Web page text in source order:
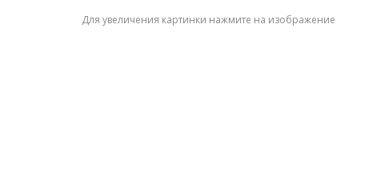
Для увеличения картинки нажмите на изображение